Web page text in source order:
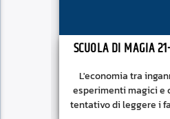
SCUOLA DI MAGIA
L'economia tra
esperimenti magici e
tentativo di leggere i